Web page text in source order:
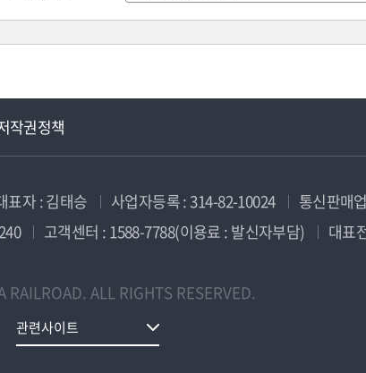
작권정책
표자 : 김태승 사업자등록 : 314-82-10024
통신판매
고객센터 : 1588-7788(이용료 : 발신자부담)
대표
ALL RIGHTS RESERVED.
관련사이트